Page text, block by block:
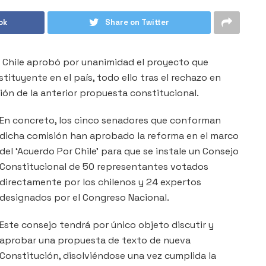
Share on Twitter
aprobó por unanimidad el proyecto que
en el país, todo ello tras el rechazo en
de la anterior propuesta constitucional.
En concreto, los cinco senadores que conforman
dicha comisión han aprobado la reforma en el marco
del ‘Acuerdo Por Chile’ para que se instale un Consejo
Constitucional de 50 representantes votados
directamente por los chilenos y 24 expertos
designados por el Congreso Nacional.
Este consejo tendrá por único objeto discutir y
aprobar una propuesta de texto de nueva
Constitución, disolviéndose una vez cumplida la